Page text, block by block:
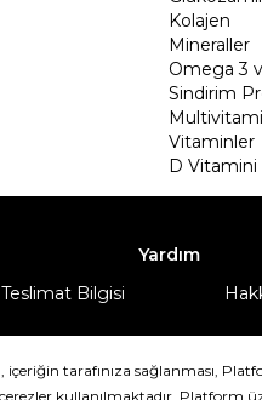
Kolajen
Mineraller
Omega 3
Sindirim
Vitaminler
D Vitamini
Yardım
Teslimat Bilgisi